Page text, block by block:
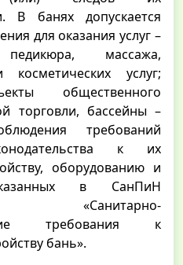
В банях допускается
для оказания услуг –
массажа,
косметических услуг;
общественного
торговли, бассейны –
требований
к их
оборудованию и
в СанПиН
«Санитарно-
требования к
бань».